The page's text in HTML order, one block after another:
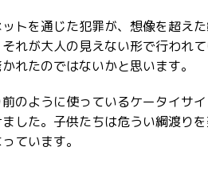
トを通じた犯罪が、想像を超え
れが大人の見えない形で行われ
れたのではないかと思います。
のように使っているケータイサ
した。子供たちは危うい綱渡り
ています。